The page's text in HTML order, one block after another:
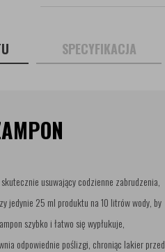
SPECYFIKACJA
usuwający codzienne zabrudzenia,
jedynie 25 ml produktu na 10 litrów wody, by
szybko i łatwo się wypłukuje,
odpowiednie poślizgi, chroniąc lakier przed